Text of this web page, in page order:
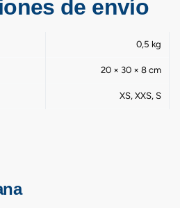
de envío
0,5 kg
20 × 30 × 8 cm
XS, XXS, S